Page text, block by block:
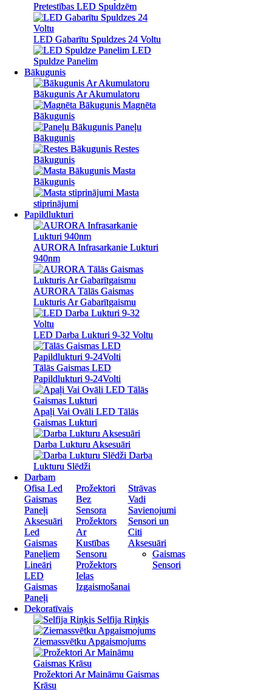
Pretestības LED Spuldzēm
LED Gabarītu Spuldzes 24 Voltu
LED
Spuldze Panelim
Bākugunis
Bākugunis Ar Akumulatoru
Magnēta
Bākugunis
Paneļu
Bākugunis
Restes
Bākugunis
Masta
Bākugunis
Masta
stiprinājumi
Papildlukturi
AURORA Infrasarkanie Lukturi
940nm
AURORA Tālās Gaismas
Lukturis Ar Gabarītgaismu
LED Darba Lukturi 9-32 Voltu
Tālās Gaismas LED
Papildlukturi 9-24Volti
Apaļi Vai Ovāli LED Tālās
Gaismas Lukturi
Darba Lukturu Aksesuāri
Darba
Lukturu Slēdži
Darbam
Ofisa Led
Gaismas
Paneļi
Aksesuāri
Led
Gaismas
Paneļiem
Lineāri
LED
Gaismas
Paneļi
Prožektori
Bez
Sensora
Prožektors
Ar
Kustības
Sensoru
Prožektors
Ielas
Izgaismošanai
Strāvas
Vadi
Savienojumi
Sensori un
Citi
Aksesuāri
Gaismas
Sensori
Dekoratīvais
Selfija Riņķis
Ziemassvētku Apgaismojums
Prožektori Ar Maināmu Gaismas
Krāsu
Pretestības LED Spuldzēm
LED Gabarītu Spuldzes 24 Voltu
LED
Spuldze Panelim
Bākugunis
Bākugunis Ar Akumulatoru
Magnēta
Bākugunis
Paneļu
Bākugunis
Restes
Bākugunis
Masta
Bākugunis
Masta
stiprinājumi
Papildlukturi
AURORA Infrasarkanie Lukturi
940nm
AURORA Tālās Gaismas
Lukturis Ar Gabarītgaismu
LED Darba Lukturi 9-32 Voltu
Tālās Gaismas LED
Papildlukturi 9-24Volti
Apaļi Vai Ovāli LED Tālās
Gaismas Lukturi
Darba Lukturu Aksesuāri
Darba
Lukturu Slēdži
Darbam
Ofisa Led
Gaismas
Paneļi
Aksesuāri
Led
Gaismas
Paneļiem
Lineāri
LED
Gaismas
Paneļi
Prožektori
Bez
Sensora
Prožektors
Ar
Kustības
Sensoru
Prožektors
Ielas
Izgaismošanai
Strāvas
Vadi
Savienojumi
Sensori un
Citi
Aksesuāri
Gaismas
Sensori
Dekoratīvais
Selfija Riņķis
Ziemassvētku Apgaismojums
Prožektori Ar Maināmu Gaismas
Krāsu